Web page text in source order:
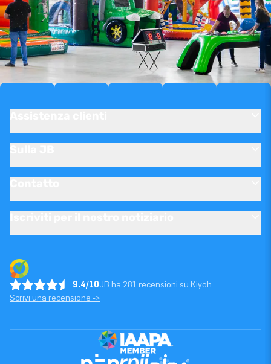
9.4/10JB ha 281 recensioni su Kiyoh
Scrivi una recensione ->